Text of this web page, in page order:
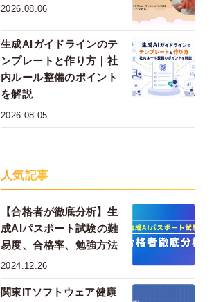
2026.08.06
生成AIガイドラインのテ
ンプレートと作り方｜社
内ルール整備のポイント
を解説
2026.08.05
人気記事
【合格者が徹底分析】生
成AIパスポート試験の難
易度、合格率、勉強方法
2024.12.26
関東ITソフトウェア健康